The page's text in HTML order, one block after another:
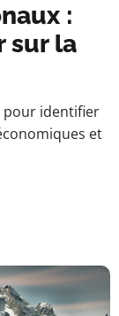
:
sur la
pour identifier
et